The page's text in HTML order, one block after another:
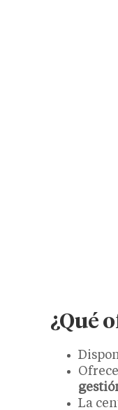
¿Qué
La